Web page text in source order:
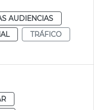
AUDIENCIAS
TRÁFICO